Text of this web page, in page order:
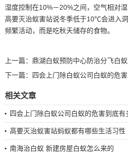
湿度控制在10%－20%之间，空气相对
高要灭治蚁害站说冬季低于10℃会进入
频繁活动，而是吃秋天储存的食物。
上一篇： 鼎湖白蚁预防中心防治分飞白
下一篇：
四会上门除白蚁公司白蚁的危
相关文章
四会上门除白蚁公司白蚁的危害到底有
高要灭治蚁害站蚂蚁都有哪些生活习性
南海治白蚁 新建房屋白蚁怎么来的